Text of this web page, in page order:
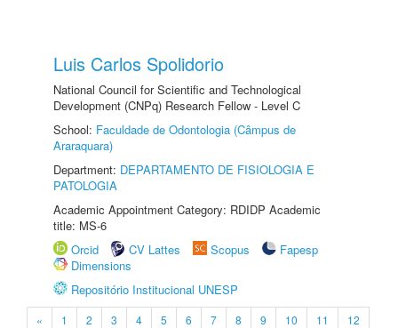
Luis Carlos Spolidorio
National Council for Scientific and Technological
Development (CNPq) Research Fellow - Level C
School: Faculdade de Odontologia (Câmpus de
Araraquara)
Department: DEPARTAMENTO DE FISIOLOGIA E
PATOLOGIA
Academic Appointment Category: RDIDP Academic
title: MS-6
Orcid
CV Lattes Scopus
Fapesp
Dimensions
Repositório Institucional UNESP
« 1 2 3 4 5 6 7 8 9 10 11
12